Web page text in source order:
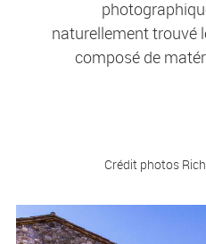
naturellement trouvé
composé de
Crédit photos